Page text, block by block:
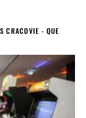
CRACOVIE - QUE